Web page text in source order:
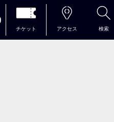
チケット アクセス 検索